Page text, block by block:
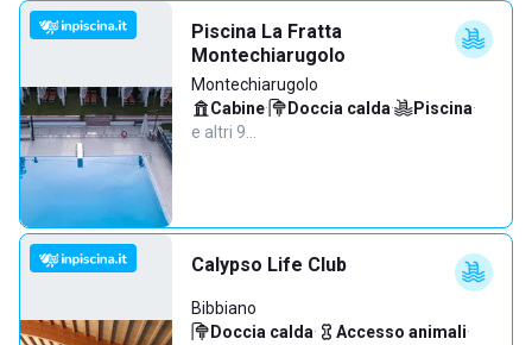
Piscina La Fratta
Montechiarugolo
Montechiarugolo
Cabine· Doccia calda· Piscina·
e altri 9…
Calypso Life Club
Bibbiano
Doccia calda· Accesso animali·